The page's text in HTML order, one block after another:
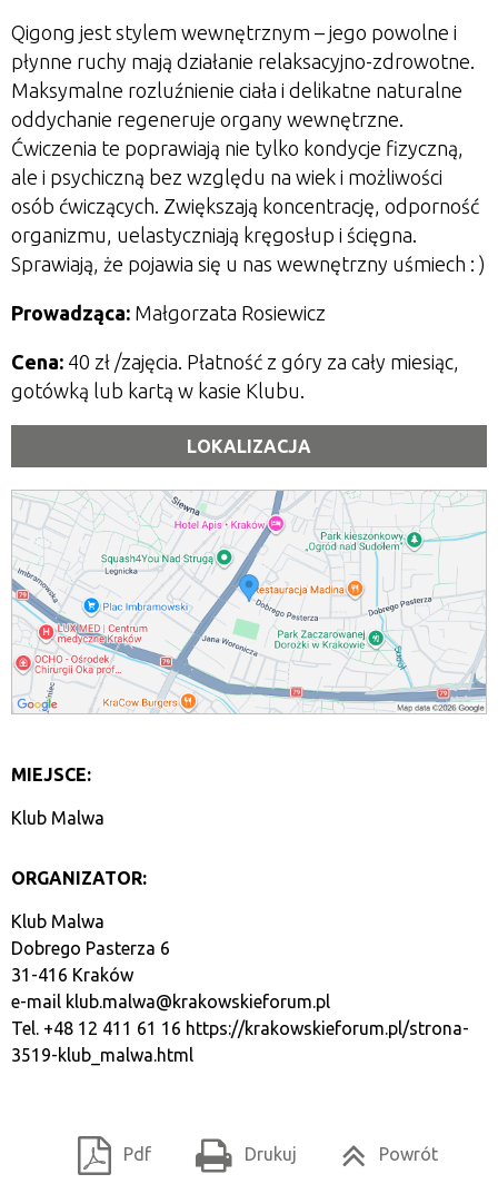
Qigong jest stylem wewnętrznym – jego powolne i
płynne ruchy mają działanie relaksacyjno-zdrowotne.
Maksymalne rozluźnienie ciała i delikatne naturalne
oddychanie regeneruje organy wewnętrzne.
Ćwiczenia te poprawiają nie tylko kondycje fizyczną,
ale i psychiczną bez względu na wiek i możliwości
osób ćwiczących. Zwiększają koncentrację, odporność
organizmu, uelastyczniają kręgosłup i ścięgna.
Sprawiają, że pojawia się u nas wewnętrzny uśmiech : )
Prowadząca: Małgorzata Rosiewicz
Cena: 40 zł /zajęcia. Płatność z góry za cały miesiąc,
gotówką lub kartą w kasie Klubu.
LOKALIZACJA
MIEJSCE:
Klub Malwa
ORGANIZATOR:
Klub Malwa
Dobrego Pasterza 6
31-416 Kraków
e-mail klub.malwa@krakowskieforum.pl
Tel. +48 12 411 61 16 https://krakowskieforum.pl/strona-
3519-klub_malwa.html
Pdf Drukuj Powrót